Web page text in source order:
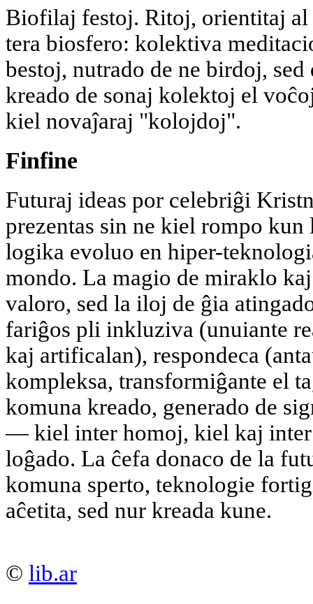
Biofilaj festoj. Ritoj, orientitaj al
tera biosfero: kolektiva
bestoj, nutrado de ne birdoj,
kreado de sonaj kolektoj el
kiel novaĵaraj "kolojdoj".
Finfine
Futuraj ideas por celebriĝi
prezentas sin ne kiel rompo
logika evoluo en hiper-
mondo. La magio de miraklo
valoro, sed la iloj de ĝia
fariĝos pli inkluziva (unuiante
kaj artificalan), respondeca
kompleksa, transformiĝante el
komuna kreado, generado de
— kiel inter homoj, kiel kaj inter
loĝado. La ĉefa donaco de la
komuna sperto, teknologie
aĉetita, sed nur kreada kune.
© lib.ar